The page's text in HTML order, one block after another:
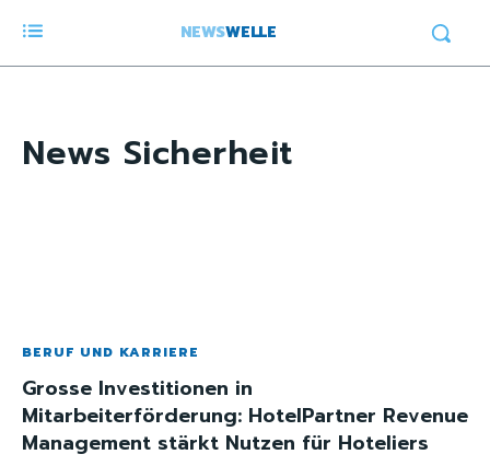
NEWSWELLE
News Sicherheit
BERUF UND KARRIERE
Grosse Investitionen in
Mitarbeiterförderung: HotelPartner Revenue
Management stärkt Nutzen für Hoteliers